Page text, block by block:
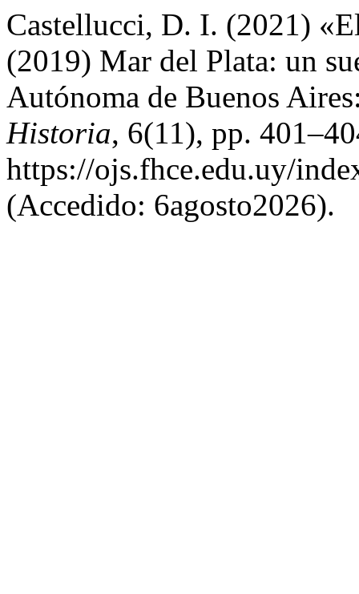
Castellucci, D. I. (2021)
(2019) Mar del Plata: un
Autónoma de Buenos
Historia, 6(11), pp.
https://ojs.fhce.edu.uy/
(Accedido: 6agosto2026).